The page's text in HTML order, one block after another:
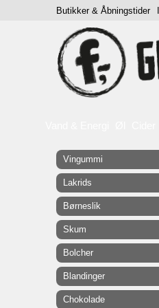
Vingummi
Lakrids
Børneslik
Skum
Bolcher
Blandinger
Chokolade
Butikker & Åbningstider